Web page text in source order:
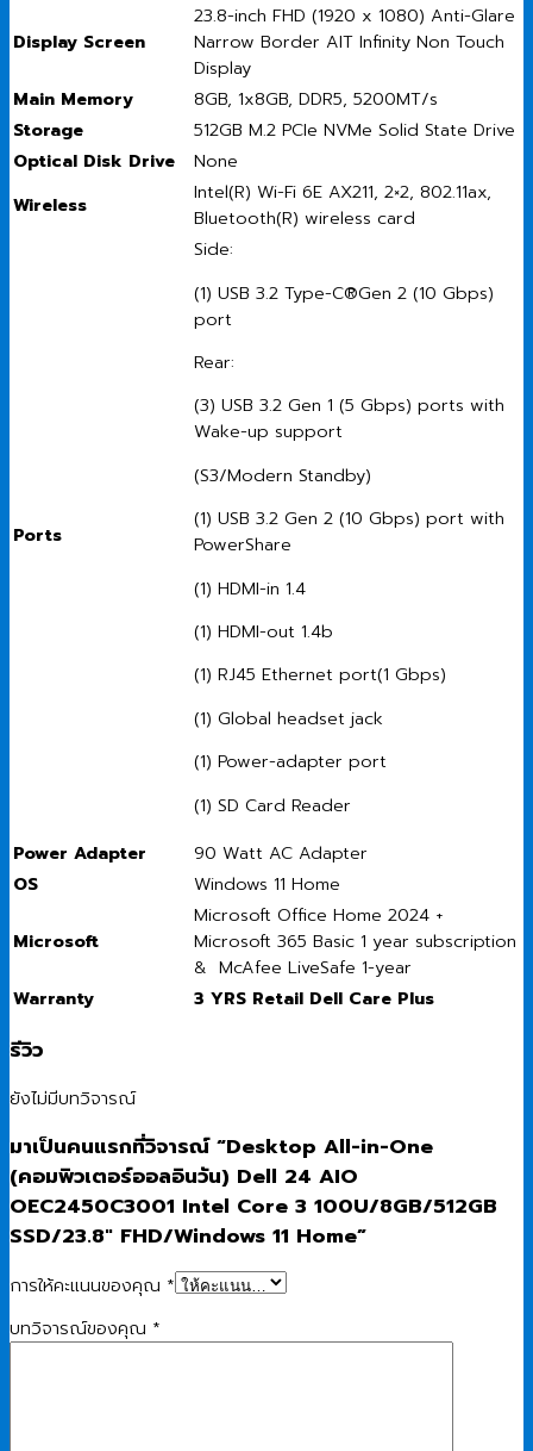
Display Screen
23.8-inch FHD (1920 x 1080) Anti-Glare
Narrow Border AIT Infinity Non Touch
Display
Main Memory
8GB, 1x8GB, DDR5, 5200MT/s
Storage
512GB M.2 PCIe NVMe Solid State Drive
Optical Disk Drive
None
Wireless
Intel(R) Wi-Fi 6E AX211, 2×2, 802.11ax,
Bluetooth(R) wireless card
Ports
Side:
(1) USB 3.2 Type-C®Gen 2 (10 Gbps)
port
Rear:
(3) USB 3.2 Gen 1 (5 Gbps) ports with
Wake-up support
(S3/Modern Standby)
(1) USB 3.2 Gen 2 (10 Gbps) port with
PowerShare
(1) HDMI-in 1.4
(1) HDMI-out 1.4b
(1) RJ45 Ethernet port(1 Gbps)
(1) Global headset jack
(1) Power-adapter port
(1) SD Card Reader
Power Adapter
90 Watt AC Adapter
OS
Windows 11 Home
Microsoft
Microsoft Office Home 2024 +
Microsoft 365 Basic 1 year subscription
& McAfee LiveSafe 1-year
Warranty
3 YRS Retail Dell Care Plus
รีวิว
ยังไม่มีบทวิจารณ์
มาเป็นคนแรกที่วิจารณ์ “Desktop All-in-One
(คอมพิวเตอร์ออลอินวัน) Dell 24 AIO
OEC2450C3001 Intel Core 3 100U/8GB/512GB
SSD/23.8″ FHD/Windows 11 Home”
การให้คะแนนของคุณ *
บทวิจารณ์ของคุณ *